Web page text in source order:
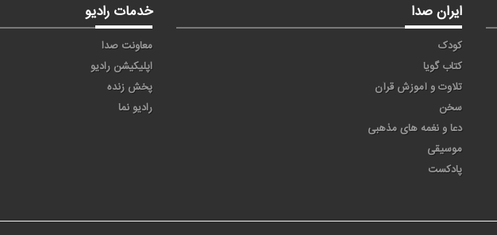
ایران صدا
کودک
کتاب گویا
تلاوت و آموزش قرآن
سخن
دعا و نغمه های مذهبی
موسیقی
پادکست
خدمات رادیو
معاونت صدا
اپلیکیشن رادیو
پخش زنده
رادیو نما